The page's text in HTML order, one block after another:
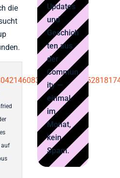
die
auf
Updates
und
Geschich
ten aus
der
Commun
ity —
einmal
im
Monat,
kein
Spam.